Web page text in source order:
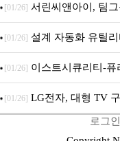
시
[01/26] 서린씨앤아이, 팀
5600MHz 16GB 출시
[01/26] 설계 자동화 유틸
무상 배포
[01/26] 이스트시큐리티-
세대 AI 보안 플랫폼 구축
[01/26] LG전자, 대형 TV
로그인